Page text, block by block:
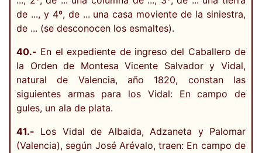
de ..., y 4º, de ... una casa moviente de la siniestra,
de ... (se desconocen los esmaltes).
40.- En el expediente de ingreso del Caballero de
la Orden de Montesa Vicente Salvador y Vidal,
natural de Valencia, año 1820, constan las
siguientes armas para los Vidal: En campo de
gules, un ala de plata.
41.- Los Vidal de Albaida, Adzaneta y Palomar
(Valencia), según José Arévalo, traen: En campo de